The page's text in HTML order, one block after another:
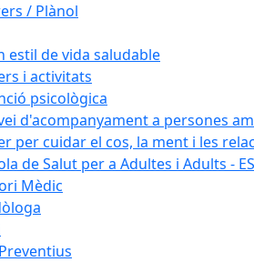
/ Plànol
estil de vida saludable
i activitats
psicològica
d'acompanyament a persones
per cuidar el cos, la ment i les
de Salut per a Adultes i Adults -
Mèdic